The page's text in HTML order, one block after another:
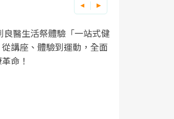
良醫生活祭體驗「一站式健
講座、體驗到運動，全面
命！